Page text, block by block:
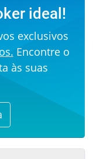
ideal!
exclusivos
Encontre o
às suas